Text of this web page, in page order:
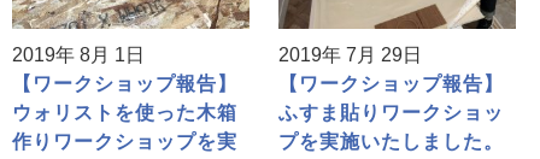
2019年 8月 1日
【ワークショップ報告】
ウォリストを使った木箱
作りワークショップを実
2019年 7月 29日
【ワークショップ報告】
ふすま貼りワークショッ
プを実施いたしました。